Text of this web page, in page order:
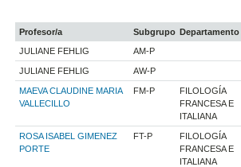
Profesor/a Subgrupo Departamento
JULIANE FEHLIG
AM-P
JULIANE FEHLIG AW-P
MAEVA CLAUDINE MARIA
VALLECILLO
FM-P
FILOLOGÍA
FRANCESA E
ITALIANA
ROSA ISABEL GIMENEZ
PORTE
FT-P
FILOLOGÍA
FRANCESA E
ITALIANA